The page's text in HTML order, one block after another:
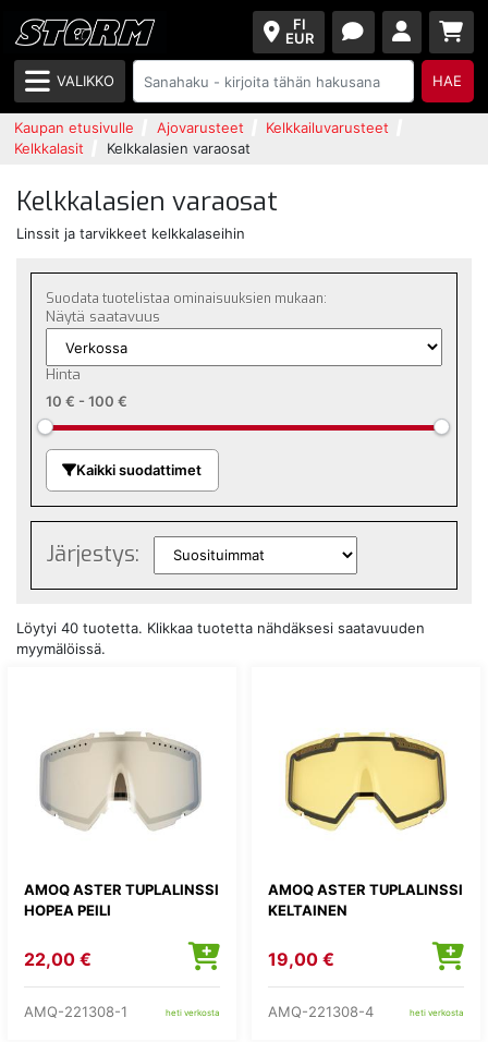
FI
EUR
VALIKKO HAE
Kaupan etusivulle Ajovarusteet
Kelkkailuvarusteet
Kelkkalasit
Kelkkalasien varaosat
Kelkkalasien varaosat
Linssit ja tarvikkeet kelkkalaseihin
Suodata tuotelistaa ominaisuuksien mukaan:
Näytä saatavuus
Hinta
10 € - 100 €
Kaikki suodattimet
Järjestys:
Löytyi 40 tuotetta. Klikkaa tuotetta nähdäksesi saatavuuden
myymälöissä.
AMOQ ASTER TUPLALINSSI
HOPEA PEILI
22,00 €
AMQ-221308-1 heti verkosta
AMOQ ASTER TUPLALINSSI
KELTAINEN
19,00 €
AMQ-221308-4 heti verkosta